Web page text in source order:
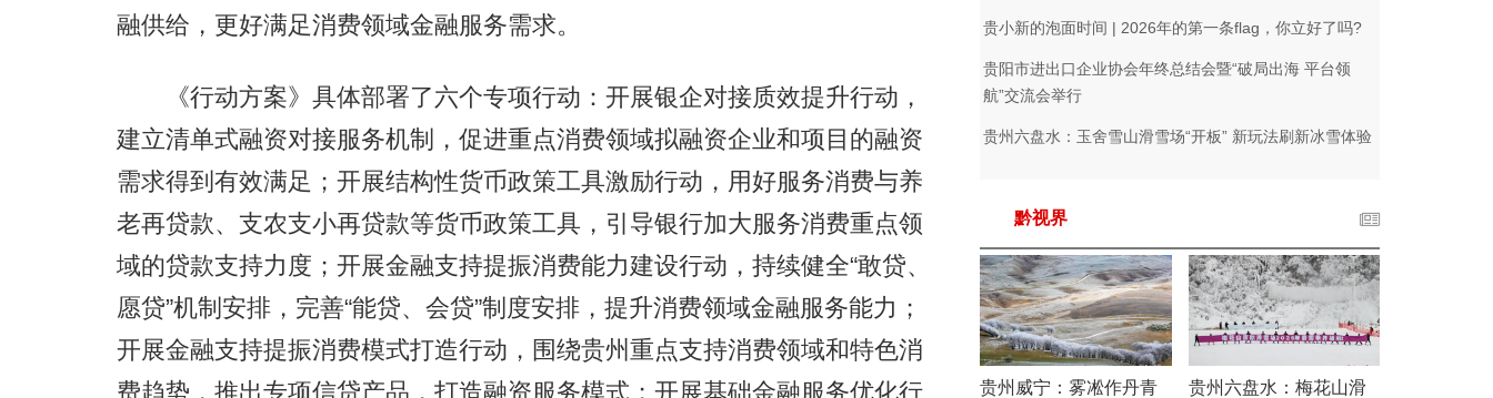
融供给，更好满足消费领域金融服务需求。
《行动方案》具体部署了六个专项行动：开展银企对接质效提升行动，
建立清单式融资对接服务机制，促进重点消费领域拟融资企业和项目的融资
需求得到有效满足；开展结构性货币政策工具激励行动，用好服务消费与养
老再贷款、支农支小再贷款等货币政策工具，引导银行加大服务消费重点领
域的贷款支持力度；开展金融支持提振消费能力建设行动，持续健全“敢贷、
愿贷”机制安排，完善“能贷、会贷”制度安排，提升消费领域金融服务能力；
开展金融支持提振消费模式打造行动，围绕贵州重点支持消费领域和特色消
费趋势，推出专项信贷产品，打造融资服务模式；开展基础金融服务优化行
贵小新的泡面时间 | 2026年的第一条flag，你立好了吗?
贵阳市进出口企业协会年终总结会暨“破局出海 平台领
航”交流会举行
贵州六盘水：玉舍雪山滑雪场“开板” 新玩法刷新冰雪体验
黔视界
贵州威宁：雾凇作丹青
贵州六盘水：梅花山滑